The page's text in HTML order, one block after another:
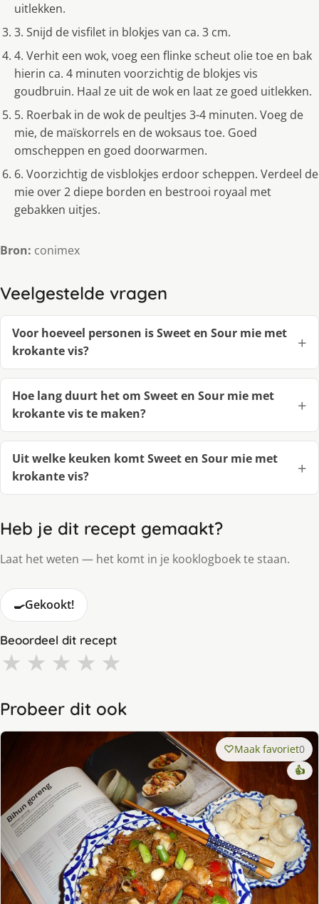
uitlekken.
3. Snijd de visfilet in blokjes van ca. 3 cm.
4. Verhit een wok, voeg een flinke scheut olie toe en bak
hierin ca. 4 minuten voorzichtig de blokjes vis
goudbruin. Haal ze uit de wok en laat ze goed uitlekken.
5. Roerbak in de wok de peultjes 3-4 minuten. Voeg de
mie, de maïskorrels en de woksaus toe. Goed
omscheppen en goed doorwarmen.
6. Voorzichtig de visblokjes erdoor scheppen. Verdeel de
mie over 2 diepe borden en bestrooi royaal met
gebakken uitjes.
Bron: conimex
Veelgestelde vragen
Voor hoeveel personen is Sweet en Sour mie met
krokante vis?
Hoe lang duurt het om Sweet en Sour mie met
krokante vis te maken?
Uit welke keuken komt Sweet en Sour mie met
krokante vis?
Heb je dit recept gemaakt?
Laat het weten — het komt in je kooklogboek te staan.
🍳Gekookt!
Beoordeel dit recept
★ ★ ★ ★ ★
Probeer dit ook
Maak favoriet0
👍